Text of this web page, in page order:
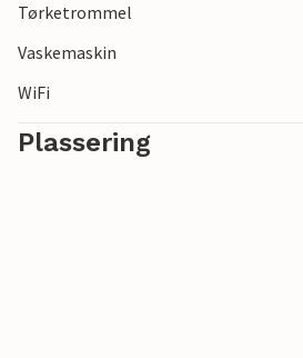
Tørketrommel
Vaskemaskin
WiFi
Plassering